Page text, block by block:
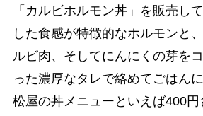
「カルビホルモン丼」を販売し
した食感が特徴的なホルモンと
ルビ肉、そしてにんにくの芽を
った濃厚なタレで絡めてごはん
松屋の丼メニューといえば400